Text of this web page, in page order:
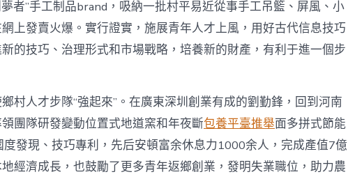
者”手工制品brand，吸納一批村平易近從事手工吊籃、屏風、小
上發賣火爆。實行證實，施展青年人才上風，用好古代信息技巧
的技巧、治理形式和市場戰略，培養新的財產，有利于進一個步
村人才步隊“強起來”。在廣東深圳創業有成的劉勤鋒，回到河南
團隊研發變動位置式地道窯和年夜斷包養平臺推舉面多拼式節能
發現、技巧專利，先后安頓富余休息力1000余人，完成產值7億
經濟成長，也鼓勵了更多青年返鄉創業，發明失業職位，助力農